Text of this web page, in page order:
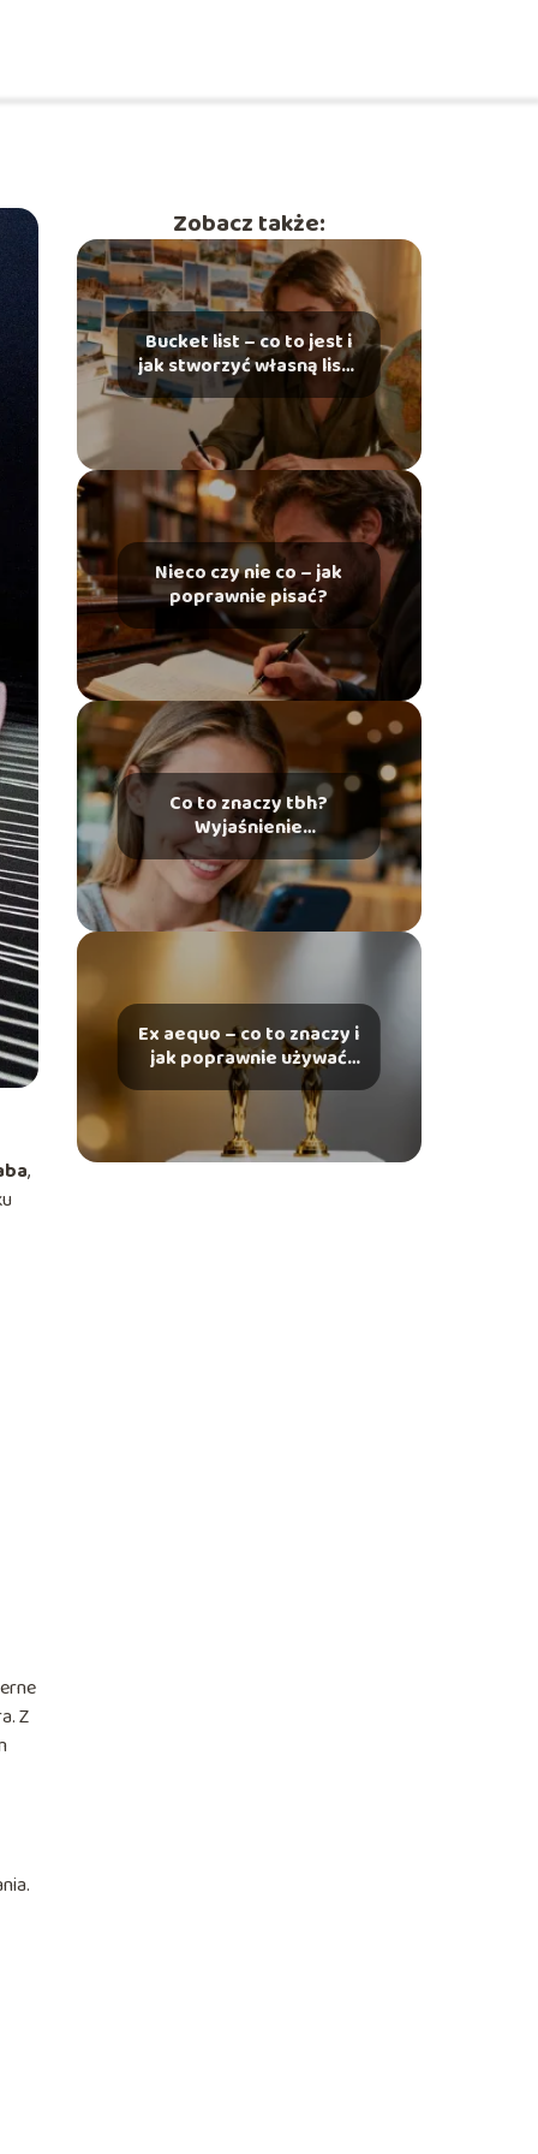
,
Z
Zobacz także:
Bucket list – co to jest i
jak stworzyć własną listę
marzeń?
Nieco czy nie co – jak
poprawnie pisać?
Co to znaczy tbh?
Wyjaśnienie
popularnego skrótu
Ex aequo – co to znaczy i
jak poprawnie używać
tego zwrotu?